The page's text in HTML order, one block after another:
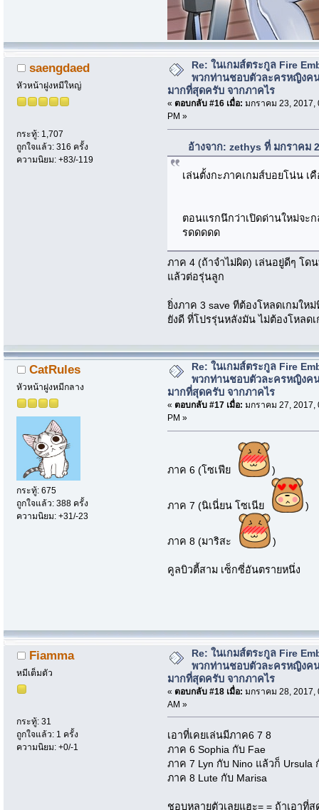
saengdaed
หัวหน้าฝูงหมีใหญ่
กระทู้: 1,707
ถูกใจแล้ว: 316 ครั้ง
ความนิยม: +83/-119
Re: ในเกมส์ตระกูล Fire
พวกท่านชอบตัวละครหญิงค
มากที่สุดครับ จากภาคไร
« ตอบกลับ #16 เมื่อ: มกราคม 23, 2017,
PM »
อ้างจาก: zethys ที่ มกราคม
เล่นตั้งกะภาคเกมส์บอยโน่น เ
ตอนแรกนึกว่าเปิดด่านใหม่จะก
รดดดดด
ภาค 4 (ถ้าจำไม่ผิด) เล่นอยู่ดีๆ โด
แล้วต่อรุ่นลูก
ยิ่งภาค 3 save ทีต้องโหลดเกมใหม่
ยังดี ที่โปรรุ่นหลังมัน ไม่ต้องโหลด
CatRules
หัวหน้าฝูงหมีกลาง
กระทู้: 675
ถูกใจแล้ว: 388 ครั้ง
ความนิยม: +31/-23
Re: ในเกมส์ตระกูล Fire
พวกท่านชอบตัวละครหญิงค
มากที่สุดครับ จากภาคไร
« ตอบกลับ #17 เมื่อ: มกราคม 27, 2017,
PM »
ภาค 6 (โซเฟีย )
ภาค 7 (นิเนี่ยน โซเนีย )
ภาค 8 (มาริสะ )
คูลบิวตี้สาม เซ็กซี่อันตรายหนึ่ง
Fiamma
หมีเต็มตัว
กระทู้: 31
ถูกใจแล้ว: 1 ครั้ง
ความนิยม: +0/-1
Re: ในเกมส์ตระกูล Fire
พวกท่านชอบตัวละครหญิงค
มากที่สุดครับ จากภาคไร
« ตอบกลับ #18 เมื่อ: มกราคม 28, 2017,
AM »
เอาที่เคยเล่นมีภาค6 7 8
ภาค 6 Sophia กับ Fae
ภาค 7 Lyn กับ Nino แล้วก็ Ursula
ภาค 8 Lute กับ Marisa
ชอบหลายตัวเลยแฮะ= = ถ้าเอาที่